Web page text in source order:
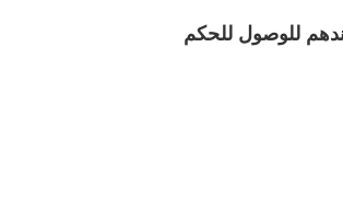
للوصول للحكم